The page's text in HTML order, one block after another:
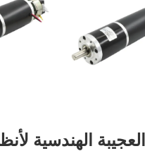
الهندسية